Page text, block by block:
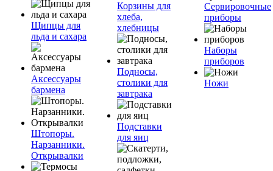
Щипцы для
льда и сахара
Аксессуары
бармена
Штопоры.
Нарзанники.
Открывалки
Корзины для
хлеба,
хлебницы
Подносы,
столики для
завтрака
Подставки
для яиц
Сервировочные
приборы
Наборы
приборов
Ножи